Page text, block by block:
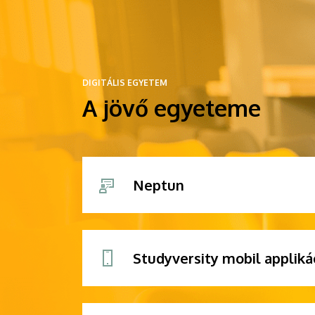
DIGITÁLIS EGYETEM
A jövő egyeteme
Neptun
Studyversity mobil